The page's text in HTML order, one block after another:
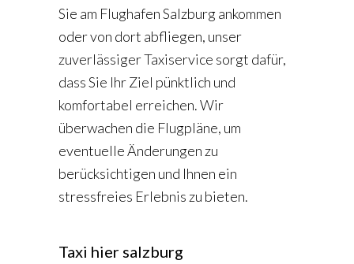
Sie am Flughafen Salzburg ankommen
oder von dort abfliegen, unser
zuverlässiger Taxiservice sorgt dafür,
dass Sie Ihr Ziel pünktlich und
komfortabel erreichen. Wir
überwachen die Flugpläne, um
eventuelle Änderungen zu
berücksichtigen und Ihnen ein
stressfreies Erlebnis zu bieten.
Taxi hier salzburg